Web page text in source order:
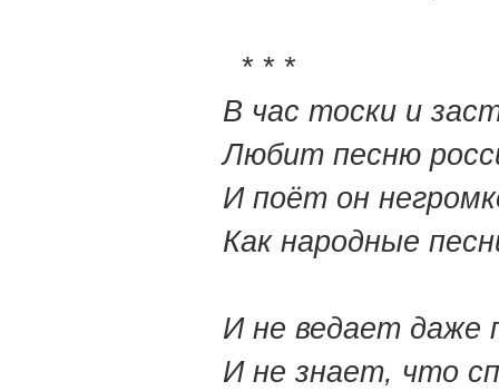
* * *
В час тоски и
Любит песню
И поёт он
Как народные
И не ведает даже
И не знает, что